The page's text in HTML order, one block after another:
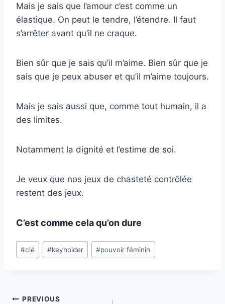
Mais je sais que l’amour c’est comme un
élastique. On peut le tendre, l’étendre. Il faut
s’arrêter avant qu’il ne craque.
Bien sûr que je sais qu’il m’aime. Bien sûr que je
sais que je peux abuser et qu’il m’aime toujours.
Mais je sais aussi que, comme tout humain, il a
des limites.
Notamment la dignité et l’estime de soi.
Je veux que nos jeux de chasteté contrôlée
restent des jeux.
C’est comme cela qu’on dure
Post
Tags:
#clé #keyholder #pouvoir féminin
PostPREVIOUS